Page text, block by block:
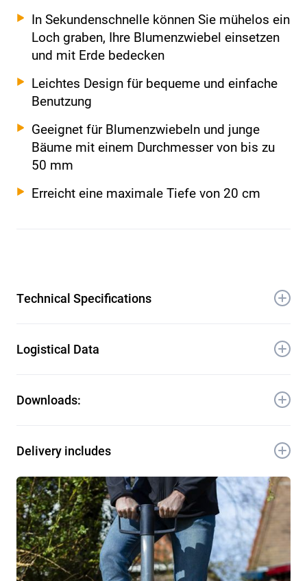
In Sekundenschnelle können Sie mühelos ein
Loch graben, Ihre Blumenzwiebel einsetzen
und mit Erde bedecken
Leichtes Design für bequeme und einfache
Benutzung
Geeignet für Blumenzwiebeln und junge
Bäume mit einem Durchmesser von bis zu
50 mm
Erreicht eine maximale Tiefe von 20 cm
Technical Specifications
Max. Tiefe: 20 cm
Logistical Data
Downloads:
Delivery includes
1x Zwiebel-Pflanzer